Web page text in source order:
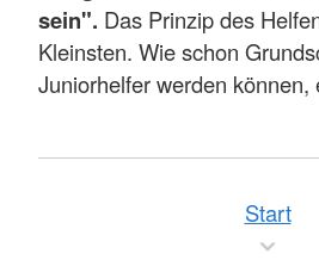
sein". Das Prinzip des
Kleinsten. Wie schon
Juniorhelfer werden können,
Start